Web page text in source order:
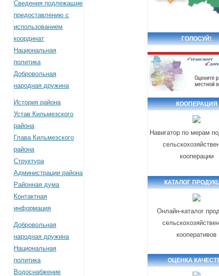
Сведения подлежащие
предоставлению с
использованием
координат
Национальная
политика
Добровольная
народная дружина
История района
Устав Кильмезского
района
Глава Кильмезского
района
Структура
Администрации района
Районная дума
Контактная
информация
Добровольная
народная дружина
Национальная
политика
Водоснабжение
ГОЛОСУЙ!
КООПЕРАЦИЯ
Навигатор по мерам
кооперации
КАТАЛОГ
Онлайн-каталог
кооперативов
ОЦЕНКА